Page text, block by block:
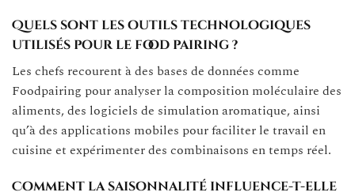
Quels sont les outils technologiques
utilisés pour le food pairing ?
Les chefs recourent à des bases de données comme
Foodpairing pour analyser la composition moléculaire des
aliments, des logiciels de simulation aromatique, ainsi
qu’à des applications mobiles pour faciliter le travail en
cuisine et expérimenter des combinaisons en temps réel.
Comment la saisonnalité influence-t-elle